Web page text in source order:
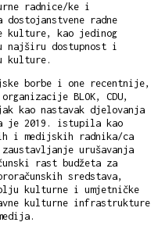
radnice/ke i
radne
kulture, kao jedinog
najširu dostupnost i
kulture.
borbe i one recentnije,
BLOK, CDU,
kao nastavak djelovanja
je 2019. istupila kao
i medijskih radnika/ca
urušavanja
rast budžeta za
sredstava,
kulturne i umjetničke
kulturne infrastrukture